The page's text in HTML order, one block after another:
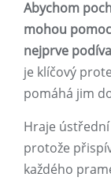
Abychom
mohou
nejprve
je klíčový
pomáhá jim
Hraje
protože
každého